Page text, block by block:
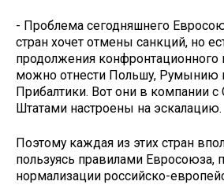
- Проблема сегодняшнего
стран хочет отмены санкций, но
продолжения конфронтационного
можно отнести Польшу, Румынию
Прибалтики. Вот они в компании
Штатами настроены на эскалацию.
Поэтому каждая из этих стран
пользуясь правилами Евросоюза,
нормализации российско-